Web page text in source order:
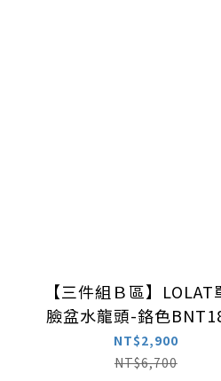
【三件組Ｂ區】LOLAT
臉盆水龍頭-鉻色
NT$2,900
NT$6,700